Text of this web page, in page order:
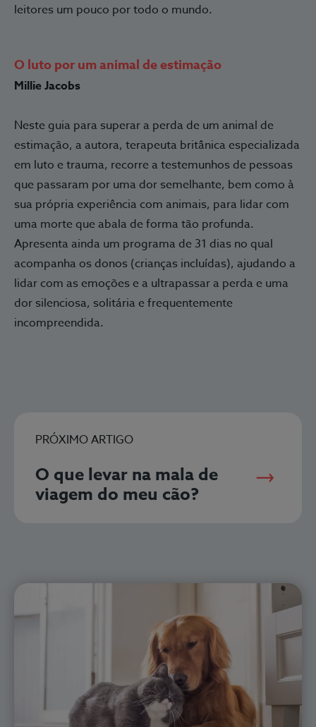
leitores um pouco por todo o mundo.
O luto por um animal de estimação
Millie Jacobs
Neste guia para superar a perda de um animal de
estimação, a autora, terapeuta britânica especializada
em luto e trauma, recorre a testemunhos de pessoas
que passaram por uma dor semelhante, bem como à
sua própria experiência com animais, para lidar com
uma morte que abala de forma tão profunda.
Apresenta ainda um programa de 31 dias no qual
acompanha os donos (crianças incluídas), ajudando a
lidar com as emoções e a ultrapassar a perda e uma
dor silenciosa, solitária e frequentemente
incompreendida.
PRÓXIMO ARTIGO
O que levar na mala de
viagem do meu cão?